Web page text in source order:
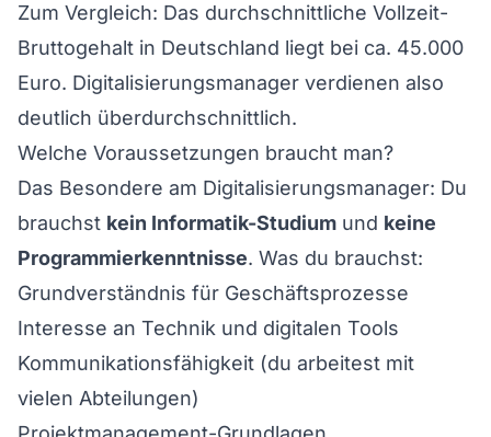
Zum Vergleich: Das durchschnittliche Vollzeit-
Bruttogehalt in Deutschland liegt bei ca. 45.000
Euro. Digitalisierungsmanager verdienen also
deutlich überdurchschnittlich.
Welche Voraussetzungen braucht man?
Das Besondere am Digitalisierungsmanager: Du
brauchst kein Informatik-Studium und keine
Programmierkenntnisse. Was du brauchst:
Grundverständnis für Geschäftsprozesse
Interesse an Technik und digitalen Tools
Kommunikationsfähigkeit (du arbeitest mit
vielen Abteilungen)